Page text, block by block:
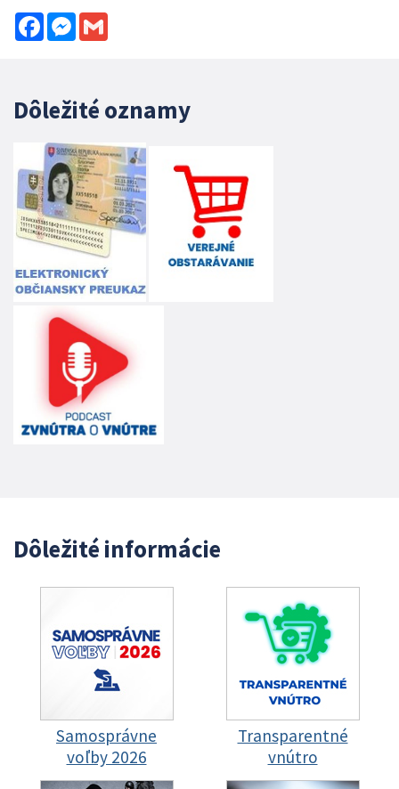
FacebookMessenger
Dôležité oznamy
Dôležité informácie
Samosprávne
voľby 2026
Transparentné
vnútro